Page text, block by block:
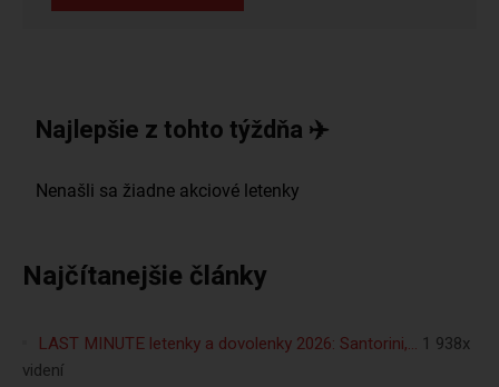
Najlepšie z tohto týždňa ✈️
Najčítanejšie články
LAST MINUTE letenky a dovolenky 2026: Santorini,… 1 938x
videní